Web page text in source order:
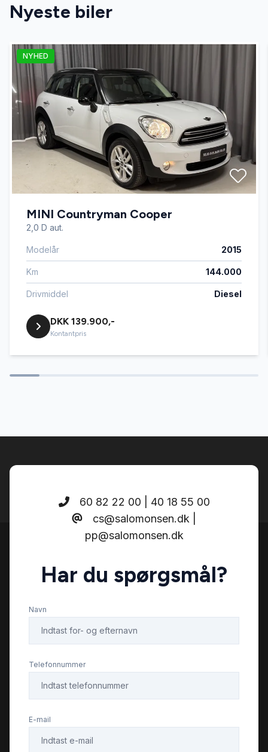
Auto nedblændelig bakspejl
Auto. start/stop
Automatgear
Automatisk fjernlys
Automatisk lys
Bakkamera
Blind vinkel detektion
Delvis lædersæder
Digitalt cockpit
Elektrisk bagagerum
Fuldautomatisk klimaanlæg
Højdejusterbare forsæder
Nyeste biler
NYHED
MINI Countryman Cooper
2,0 D aut.
Modelår 2015
Km 144.000
Drivmiddel Diesel
DKK 139.900,-
Kontantpris
60 82 22 00 | 40 18 55 00
cs@salomonsen.dk |
pp@salomonsen.dk
Har du spørgsmål?
Navn
Telefonnummer
E-mail